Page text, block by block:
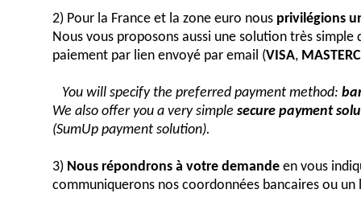
2) Pour la France et la zone euro nous privilégions
Nous vous proposons aussi une solution très simple
paiement par lien envoyé par email (VISA,
You will specify the preferred payment method:
We also offer you a very simple secure payment
(SumUp payment solution).
3) Nous répondrons à votre demande en vous
communiquerons nos coordonnées bancaires ou